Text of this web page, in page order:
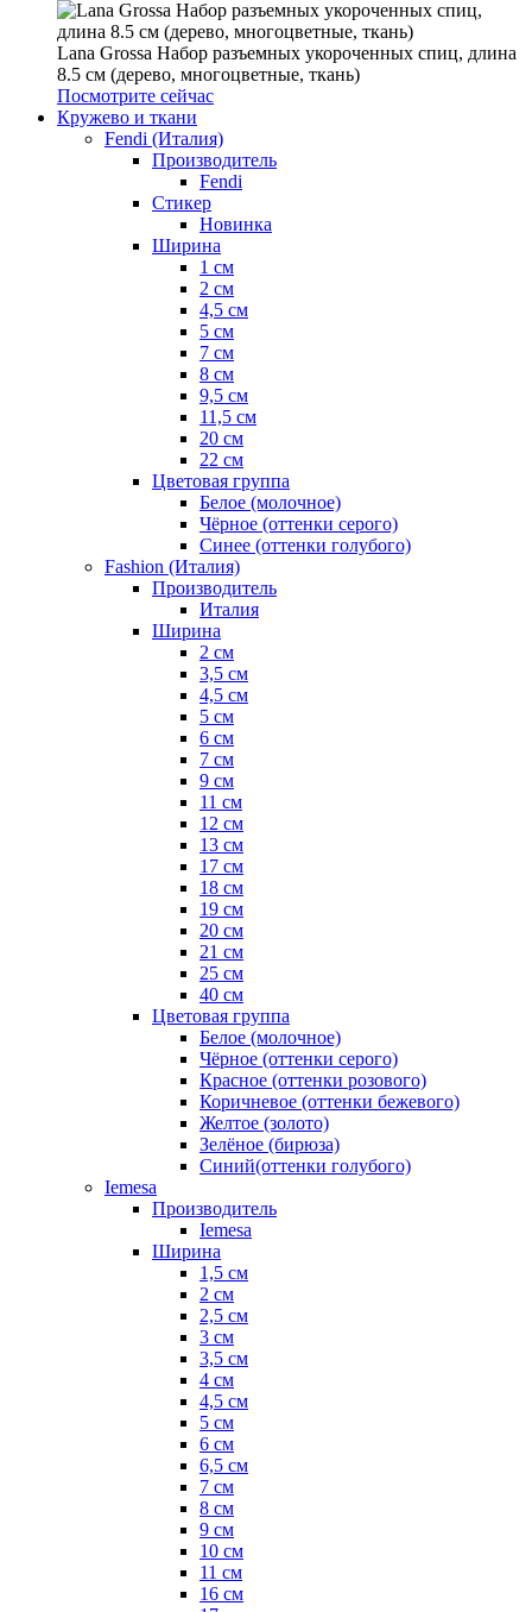
Lana Grossa Набор разъемных укороченных спиц, длина
8.5 см (дерево, многоцветные, ткань)
Посмотрите сейчас
Кружево и ткани
Fendi (Италия)
Производитель
Fendi
Стикер
Новинка
Ширина
1 см
2 см
4,5 см
5 см
7 см
8 см
9,5 см
11,5 см
20 см
22 см
Цветовая группа
Белое (молочное)
Чёрное (оттенки серого)
Синее (оттенки голубого)
Fashion (Италия)
Производитель
Италия
Ширина
2 см
3,5 см
4,5 см
5 см
6 см
7 см
9 см
11 см
12 см
13 см
17 см
18 см
19 см
20 см
21 см
25 см
40 см
Цветовая группа
Белое (молочное)
Чёрное (оттенки серого)
Красное (оттенки розового)
Коричневое (оттенки бежевого)
Желтое (золото)
Зелёное (бирюза)
Синий(оттенки голубого)
Iemesa
Производитель
Iemesa
Ширина
1,5 см
2 см
2,5 см
3 см
3,5 см
4 см
4,5 см
5 см
6 см
6,5 см
7 см
8 см
9 см
10 см
11 см
16 см